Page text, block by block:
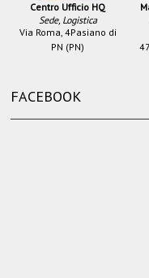
Centro Ufficio HQ
Sede, Logistica
Via Roma, 4Pasiano di
PN (PN)
47
FACEBOOK